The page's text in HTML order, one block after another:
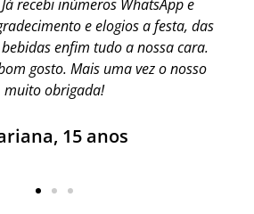
recebi inúmeros WhatsApp e
e elogios a festa, das
enfim tudo a nossa cara.
gosto. Mais uma vez o nosso
muito obrigada!
15 anos